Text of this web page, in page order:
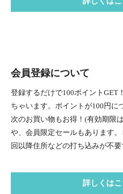
会員登録について
登録するだけで100ポイントGET
ちゃいます。ポイントが100円に
次のお買い物もお得！(有効期限
や、会員限定セールもあります
回以降住所などの打ち込みが不
詳しくはこ